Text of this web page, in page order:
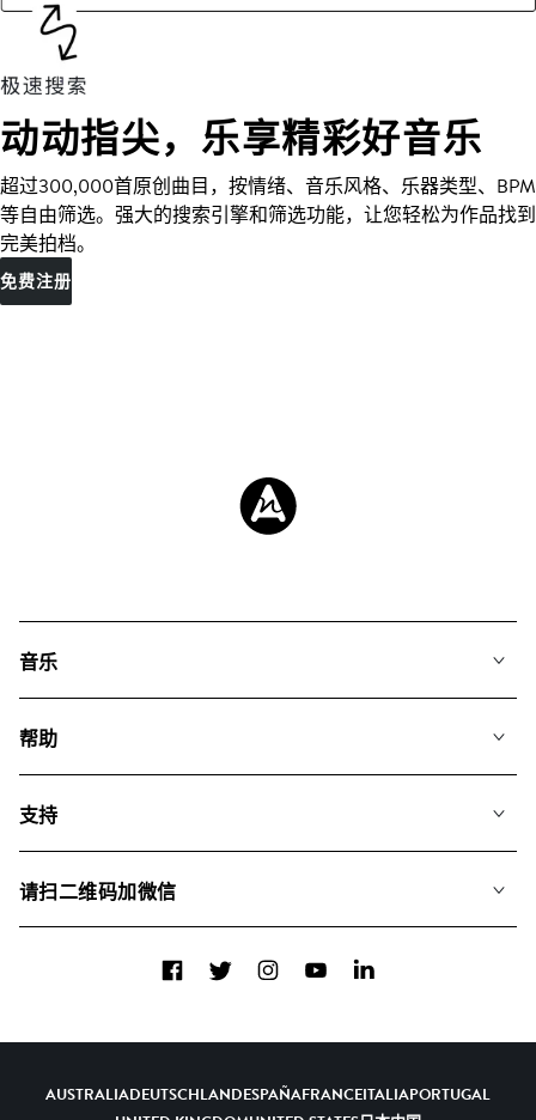
动动指尖，乐享精彩好音乐
超过300,000首原创曲目，按情绪、音乐风格、乐器类型、BPM
等自由筛选。强大的搜索引擎和筛选功能，让您轻松为作品找到
完美拍档。
免费注册
音乐
搜索
专辑
帮助
我们如何运用AI
支持
关于我们
请扫二维码加微信
FacebookTwitterInstagramYouTubeLinkedIn
AUSTRALIADEUTSCHLANDESPAÑAFRANCEITALIAPORTUGAL